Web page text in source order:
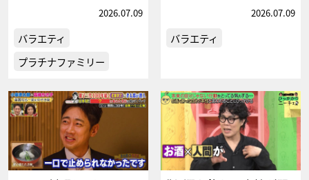
2026.07.09
バラエティ
プラチナファミリー
2026.07.09
バラエティ